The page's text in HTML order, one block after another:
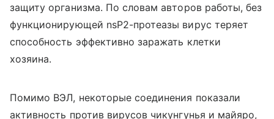
защиту организма. По словам авторов работы, без
функционирующей nsP2-протеазы вирус теряет
способность эффективно заражать клетки
хозяина.
Помимо ВЭЛ, некоторые соединения показали
активность против вирусов чикунгунья и майяро,